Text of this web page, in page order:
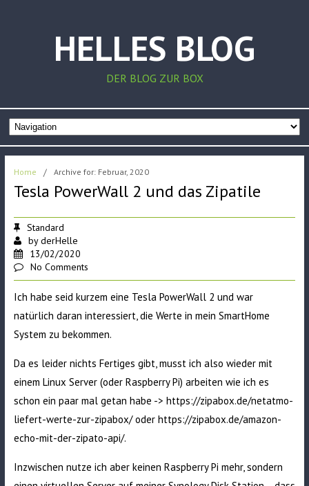
HELLES BLOG
DER BLOG ZUR BOX
Home / Archive for: Februar, 2020
Tesla PowerWall 2 und das Zipatile
Standard
byderHelle
13/02/2020
No Comments
Ich habe seid kurzem eine Tesla PowerWall 2 und war
natürlich daran interessiert, die Werte in mein SmartHome
System zu bekommen.
Da es leider nichts Fertiges gibt, musst ich also wieder mit
einem Linux Server (oder Raspberry Pi) arbeiten wie ich es
schon ein paar mal getan habe -> https://zipabox.de/netatmo-
liefert-werte-zur-zipabox/oder https://zipabox.de/amazon-
echo-mit-der-zipato-api/.
Inzwischen nutze ich aber keinen Raspberry Pi mehr, sondern